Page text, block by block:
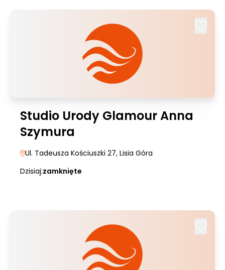
Studio Urody Glamour Anna
Szymura
Ul. Tadeusza Kościuszki 27, Lisia Góra
Dzisiaj:zamknięte